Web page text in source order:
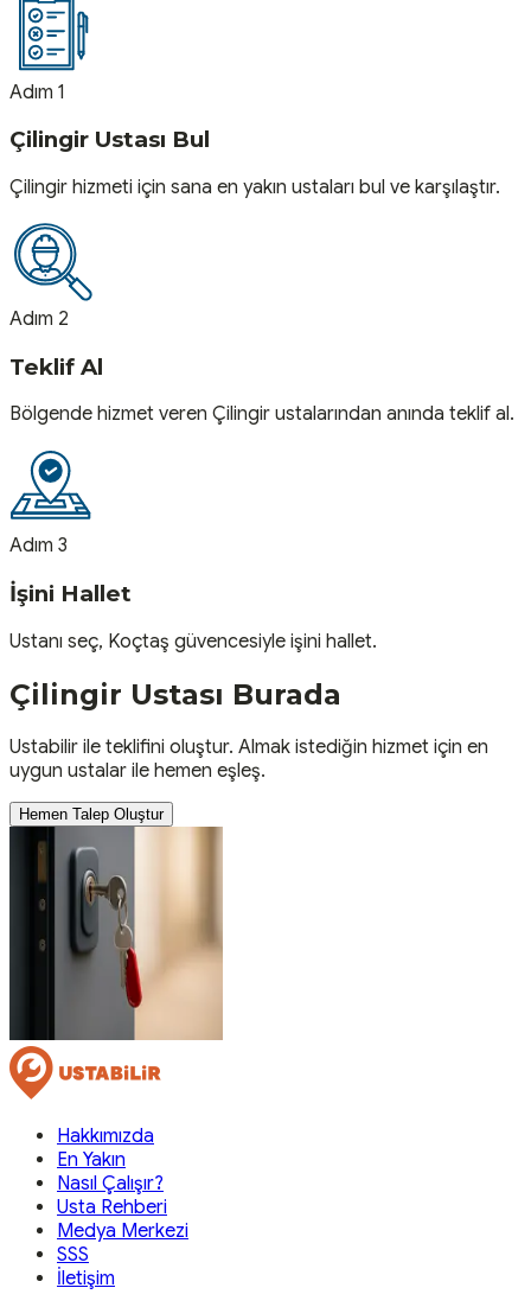
Adım 1
Çilingir Ustası Bul
Çilingir hizmeti için sana en yakın ustaları bul ve karşılaştır.
Adım 2
Teklif Al
Bölgende hizmet veren Çilingir ustalarından anında teklif al.
Adım 3
İşini Hallet
Ustanı seç, Koçtaş güvencesiyle işini hallet.
Çilingir Ustası Burada
Ustabilir ile teklifini oluştur. Almak istediğin hizmet için en
uygun ustalar ile hemen eşleş.
Hemen Talep Oluştur
Hakkımızda
En Yakın
Nasıl Çalışır?
Usta Rehberi
Medya Merkezi
SSS
İletişim